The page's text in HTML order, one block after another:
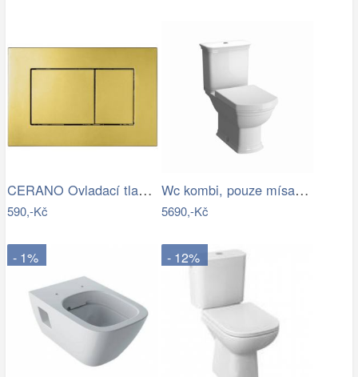
CERANO Ovladací tlačítko WC modulů Lite…
590,-Kč
Wc kombi, pouze mísa VitrA Ricordi…
5690,-Kč
- 1% - 12%